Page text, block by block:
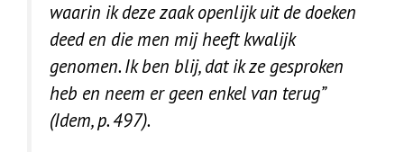
waarin ik deze zaak openlijk uit de doeken
deed en die men mij heeft kwalijk
genomen. Ik ben blij, dat ik ze gesproken
heb en neem er geen enkel van terug”
(Idem, p. 497).